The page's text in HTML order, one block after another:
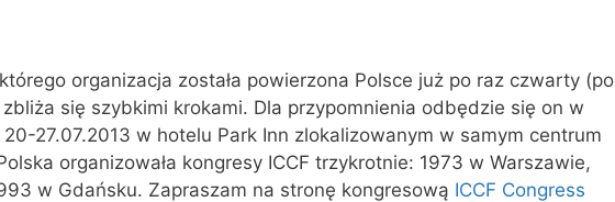
organizacja została powierzona Polsce już po raz czwarty (po
się szybkimi krokami. Dla przypomnienia odbędzie się on w
27.07.2013 w hotelu Park Inn zlokalizowanym w samym centrum
organizowała kongresy ICCF trzykrotnie: 1973 w Warszawie,
w Gdańsku. Zapraszam na stronę kongresową ICCF Congress